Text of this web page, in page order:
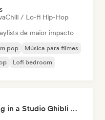
Chill / Lo-fi Hip-Hop
de maior impacto
pop
Música para filmes
Lofi bedroom
POV: You're Living in a Studio Ghibli Movie 🌱 Neo-Classical Piano & Dream Pop